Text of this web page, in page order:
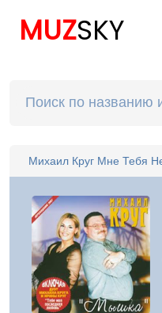
MUZSKY
Михаил Круг Мне Тебя